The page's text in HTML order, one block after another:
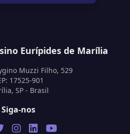
Eurípides de Marília
Muzzi Filho, 529
17525-901
SP - Brasil
Siga-nos